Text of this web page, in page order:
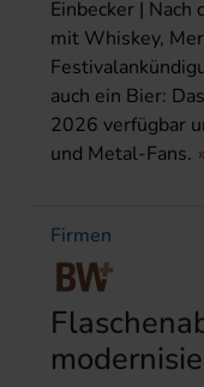
Einbecker |
mit Whiskey,
auch ein Bier:
2026 verfügbar
und Metal-Fans.
Firmen